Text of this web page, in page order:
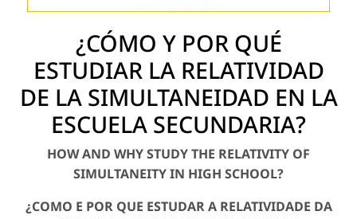
¿CÓMO Y POR QUÉ
ESTUDIAR LA RELATIVIDAD
DE LA SIMULTANEIDAD EN LA
ESCUELA SECUNDARIA?
HOW AND WHY STUDY THE RELATIVITY OF
SIMULTANEITY IN HIGH SCHOOL?
¿COMO E POR QUE ESTUDAR A RELATIVIDADE DA